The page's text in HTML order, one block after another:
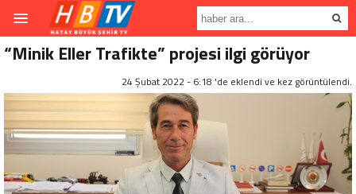
“Minik Eller Trafikte” projesi ilgi görüyor
24 Şubat 2022 - 6:18 'de eklendi ve kez görüntülendi.